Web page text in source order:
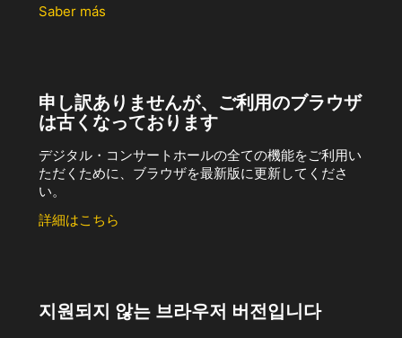
Saber más
申し訳ありませんが、ご利用のブラウザ
は古くなっております
デジタル・コンサートホールの全ての機能をご利用い
ただくために、ブラウザを最新版に更新してくださ
い。
詳細はこちら
지원되지 않는 브라우저 버전입니다